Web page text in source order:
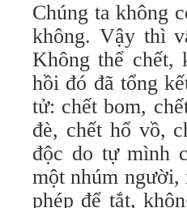
Chúng ta không
không. Vậy thì
Không thể chết,
hồi đó đã tổng
tử: chết bom,
đè, chết hổ vồ,
độc do tự mình
một nhúm
phép để tắt,